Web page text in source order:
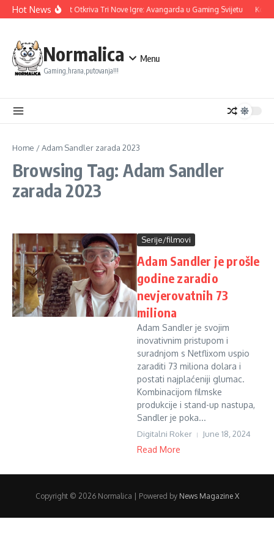
Skip to content
Hot NewsUbisoft Otkriva Tri Nove Igre: Avangarda u Gaming Svijetu
Normalica
Gaming,hrana,putovanja!!!
Menu
Home /Adam Sandler zarada 2023
Browsing Tag: Adam Sandler
zarada 2023
Serije/filmovi
Adam Sandler je prošle
godine zaradio
nevjerovatnih 73
miliona
Adam Sandler je svojim
inovativnim pristupom i
suradnjom s Netflixom uspio
zaraditi 73 miliona dolara i
postati najplaćeniji glumac.
Kombinacijom filmske
produkcije i stand-up nastupa,
Sandler je poka...
Digitalni Roker June 18, 2024
Read More
Copyright © 2026 Normalica | Powered by News Magazine X